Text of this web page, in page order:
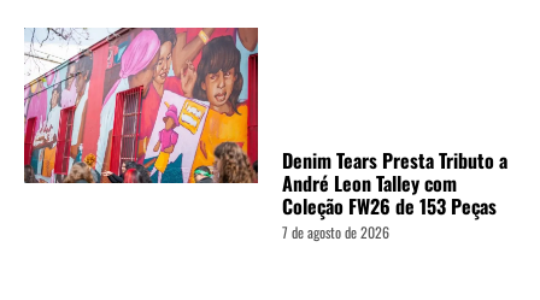
Denim Tears Presta Tributo a
André Leon Talley com
Coleção FW26 de 153 Peças
7 de agosto de 2026